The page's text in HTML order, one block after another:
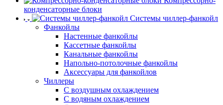
конденсаторные блоки
Системы чиллер-фанкойл
Фанкойлы
Настенные фанкойлы
Кассетные фанкойлы
Канальные фанкойлы
Напольно-потолочные фанкойлы
Аксессуары для фанкойлов
Чиллеры
С воздушным охлаждением
С водяным охлаждением